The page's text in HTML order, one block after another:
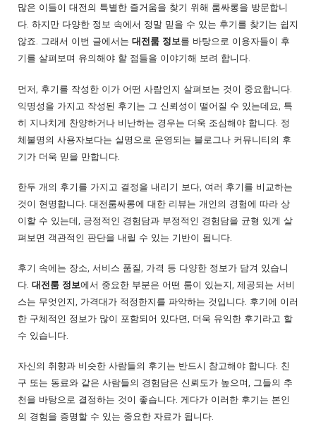
많은 이들이 대전의 특별한 즐거움을 찾기 위해 룸싸롱을 방문합니
다. 하지만 다양한 정보 속에서 정말 믿을 수 있는 후기를 찾기는 쉽지
않죠. 그래서 이번 글에서는 대전룸 정보를 바탕으로 이용자들이 후
기를 살펴보며 유의해야 할 점들을 이야기해 보려 합니다.
먼저, 후기를 작성한 이가 어떤 사람인지 살펴보는 것이 중요합니다.
익명성을 가지고 작성된 후기는 그 신뢰성이 떨어질 수 있는데요, 특
히 지나치게 찬양하거나 비난하는 경우는 더욱 조심해야 합니다. 정
체불명의 사용자보다는 실명으로 운영되는 블로그나 커뮤니티의 후
기가 더욱 믿을 만합니다.
한두 개의 후기를 가지고 결정을 내리기 보다, 여러 후기를 비교하는
것이 현명합니다. 대전룸싸롱에 대한 리뷰는 개인의 경험에 따라 상
이할 수 있는데, 긍정적인 경험담과 부정적인 경험담을 균형 있게 살
펴보면 객관적인 판단을 내릴 수 있는 기반이 됩니다.
후기 속에는 장소, 서비스 품질, 가격 등 다양한 정보가 담겨 있습니
다. 대전룸 정보에서 중요한 부분은 어떤 룸이 있는지, 제공되는 서비
스는 무엇인지, 가격대가 적정한지를 파악하는 것입니다. 후기에 이러
한 구체적인 정보가 많이 포함되어 있다면, 더욱 유익한 후기라고 할
수 있습니다.
자신의 취향과 비슷한 사람들의 후기는 반드시 참고해야 합니다. 친
구 또는 동료와 같은 사람들의 경험담은 신뢰도가 높으며, 그들의 추
천을 바탕으로 결정하는 것이 좋습니다. 게다가 이러한 후기는 본인
의 경험을 증명할 수 있는 중요한 자료가 됩니다.